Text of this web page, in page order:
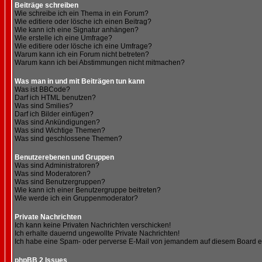
Beiträge schreiben
Wie schreibe ich ein Thema in ein Forum?
Wie editiere oder lösche ich einen Beitrag?
Wie kann ich eine Signatur anhängen?
Wie erstelle ich eine Umfrage?
Wie editiere oder lösche ich eine Umfrage?
Warum kann ich ein Forum nicht betreten?
Warum kann ich bei Abstimmungen nicht mitmachen?
Was man in und mit Beiträgen tun kann
Was ist BBCode?
Darf ich HTML benutzen?
Was sind Smilies?
Darf ich Bilder einfügen?
Was sind Ankündigungen?
Was sind Wichtige Themen?
Was sind geschlossene Themen?
Benutzerebenen und Gruppen
Was sind Administratoren?
Was sind Moderatoren?
Was sind Benutzergruppen?
Wie kann ich einer Benutzergruppe beitreten?
Wie werde ich ein Gruppenmoderator?
Private Nachrichten
Ich kann keine Privaten Nachrichten verschicken!
Ich erhalte dauernd ungewollte Private Nachrichten!
Ich habe eine Spam- oder perverse E-Mail von jemandem auf diesem Board
phpBB 2 Issues